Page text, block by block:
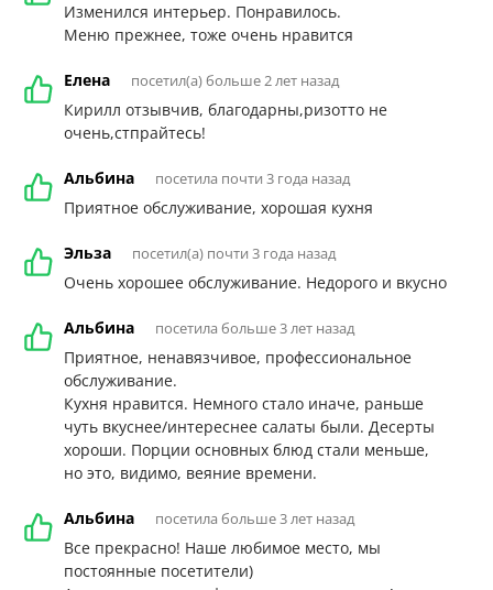
Изменился интерьер. Понравилось.
Меню прежнее, тоже очень нравится
Елена посетил(а) больше 2 лет назад
Кирилл отзывчив, благодарны,ризотто не
очень,стпрайтесь!
Альбина посетила почти 3 года назад
Приятное обслуживание, хорошая кухня
Эльза посетил(а) почти 3 года назад
Очень хорошее обслуживание. Недорого и вкусно
Альбина посетила больше 3 лет назад
Приятное, ненавязчивое, профессиональное
обслуживание.
Кухня нравится. Немного стало иначе, раньше
чуть вкуснее/интереснее салаты были. Десерты
хороши. Порции основных блюд стали меньше,
но это, видимо, веяние времени.
Альбина посетила больше 3 лет назад
Все прекрасно! Наше любимое место, мы
постоянные посетители)